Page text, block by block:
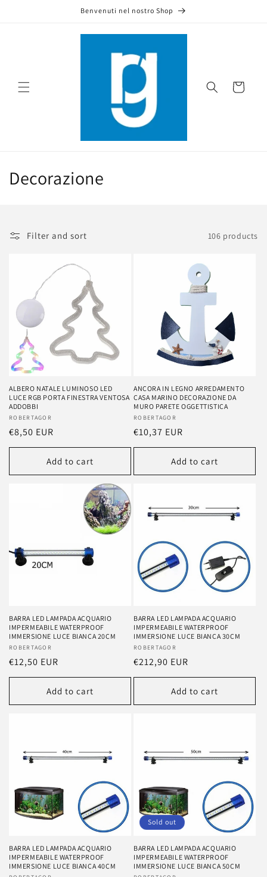
Benvenuti nel nostro Shop
Cart
C
o
n
:
Decorazione
Filter and sort 106 products
ALBERO NATALE LUMINOSO LED
LUCE RGB PORTA FINESTRA VENTOSA
ADDOBBI
Vendor:
ROBERTAGOR
Regular
price
€8,50 EUR
Add to cart
ANCORA IN LEGNO ARREDAMENTO
CASA MARINO DECORAZIONE DA
MURO PARETE OGGETTISTICA
Vendor:
ROBERTAGOR
Regular
price
€10,37 EUR
Add to cart
BARRA LED LAMPADA ACQUARIO
IMPERMEABILE WATERPROOF
IMMERSIONE LUCE BIANCA 20CM
Vendor:
ROBERTAGOR
Regular
price
€12,50 EUR
Add to cart
BARRA LED LAMPADA ACQUARIO
IMPERMEABILE WATERPROOF
IMMERSIONE LUCE BIANCA 30CM
Vendor:
ROBERTAGOR
Regular
price
€212,90 EUR
Add to cart
BARRA LED LAMPADA ACQUARIO
IMPERMEABILE WATERPROOF
IMMERSIONE LUCE BIANCA 40CM
Sold out
BARRA LED LAMPADA ACQUARIO
IMPERMEABILE WATERPROOF
IMMERSIONE LUCE BIANCA 50CM